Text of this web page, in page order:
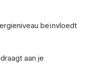
beïnvloedt
aan je